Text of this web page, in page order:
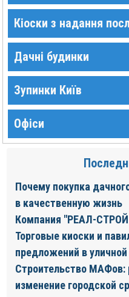
Кіоски з надання
Дачні будинки
Зупинки Київ
Офіси
Почему покупка
в качественную жизнь
Компания "РЕАЛ-
Торговые киоски и
предложений в уличной
Строительство МАФов:
изменение городской